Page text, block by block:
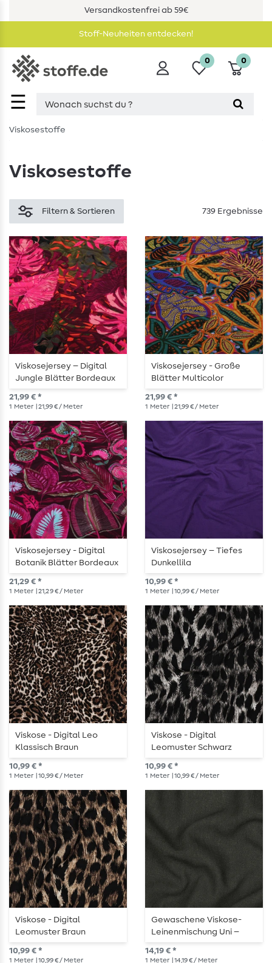
Versandkostenfrei ab 59€
Stoff-Neuheiten entdecken!
☰
0 0
Viskosestoffe
Viskosestoffe
Filtern & Sortieren 739 Ergebnisse
Viskosejersey – Digital
Jungle Blätter Bordeaux
Khaki
21,99 € *
1 Meter | 21,99 € / Meter
Viskosejersey - Große
Blätter Multicolor
21,99 € *
1 Meter | 21,99 € / Meter
Viskosejersey - Digital
Botanik Blätter Bordeaux
21,29 € *
1 Meter | 21,29 € / Meter
Viskosejersey – Tiefes
Dunkellila
10,99 € *
1 Meter | 10,99 € / Meter
Viskose - Digital Leo
Klassisch Braun
10,99 € *
1 Meter | 10,99 € / Meter
Viskose - Digital
Leomuster Schwarz
10,99 € *
1 Meter | 10,99 € / Meter
Viskose - Digital
Leomuster Braun
10,99 € *
1 Meter | 10,99 € / Meter
Gewaschene Viskose-
Leinenmischung Uni –
Armygrün
14,19 € *
1 Meter | 14,19 € / Meter